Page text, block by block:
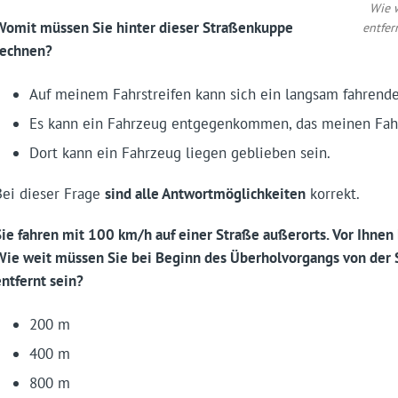
Wie
müssen Sie hinter dieser Straßenkuppe
Auf meinem Fahrstreifen kann sich ein langsam
Es kann ein Fahrzeug entgegenkommen, das meinen
Dort kann ein Fahrzeug liegen geblieben sein.
dieser Frage sind alle Antwortmöglichkeitenkorrekt.
fahren mit 100 km/h auf einer Straße außerorts. Vor
weit müssen Sie bei Beginn des Überholvorgangs von
sein?
200 m
400 m
800 m